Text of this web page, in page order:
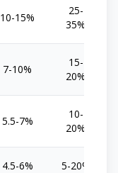
10-15%
25-
35%
7-10%
15-
20%
5.5-7%
10-
20%
4.5-6% 5-20%